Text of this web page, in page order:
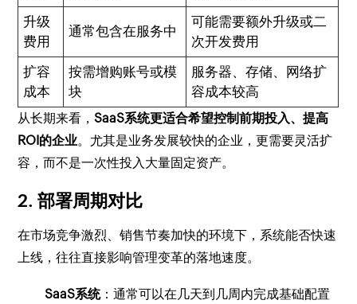
升级
费用
通常包含在服务中
可能需要额外升级或二
次开发费用
扩容
成本
按需增购账号或模
块
服务器、存储、网络扩
容成本较高
从长期来看，SaaS系统更适合希望控制前期投入、提高
ROI的企业。尤其是业务发展较快的企业，更需要灵活扩
容，而不是一次性投入大量固定资产。
2. 部署周期对比
在市场竞争激烈、销售节奏加快的环境下，系统能否快速
上线，往往直接影响管理变革的落地速度。
SaaS系统：通常可以在几天到几周内完成基础配置